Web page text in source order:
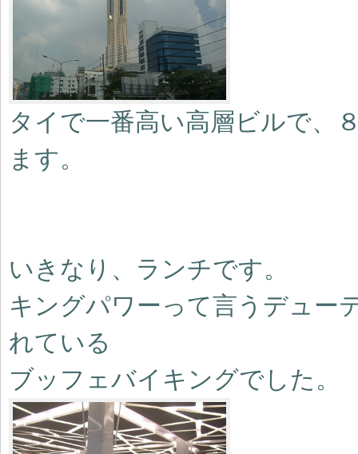
タイで一番高い高層ビルで、
ます。
いきなり、ランチです。
キングパワーって言うデュー
れている
ブッフェバイキングでした。